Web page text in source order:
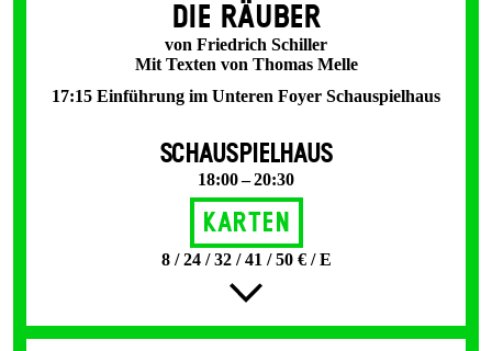
DIE RÄUBER
von Friedrich Schiller
Mit Texten von Thomas Melle
17:15 Einführung im Unteren Foyer Schauspielhaus
SCHAUSPIELHAUS
18:00 – 20:30
Karten
8 / 24 / 32 / 41 / 50 € / E